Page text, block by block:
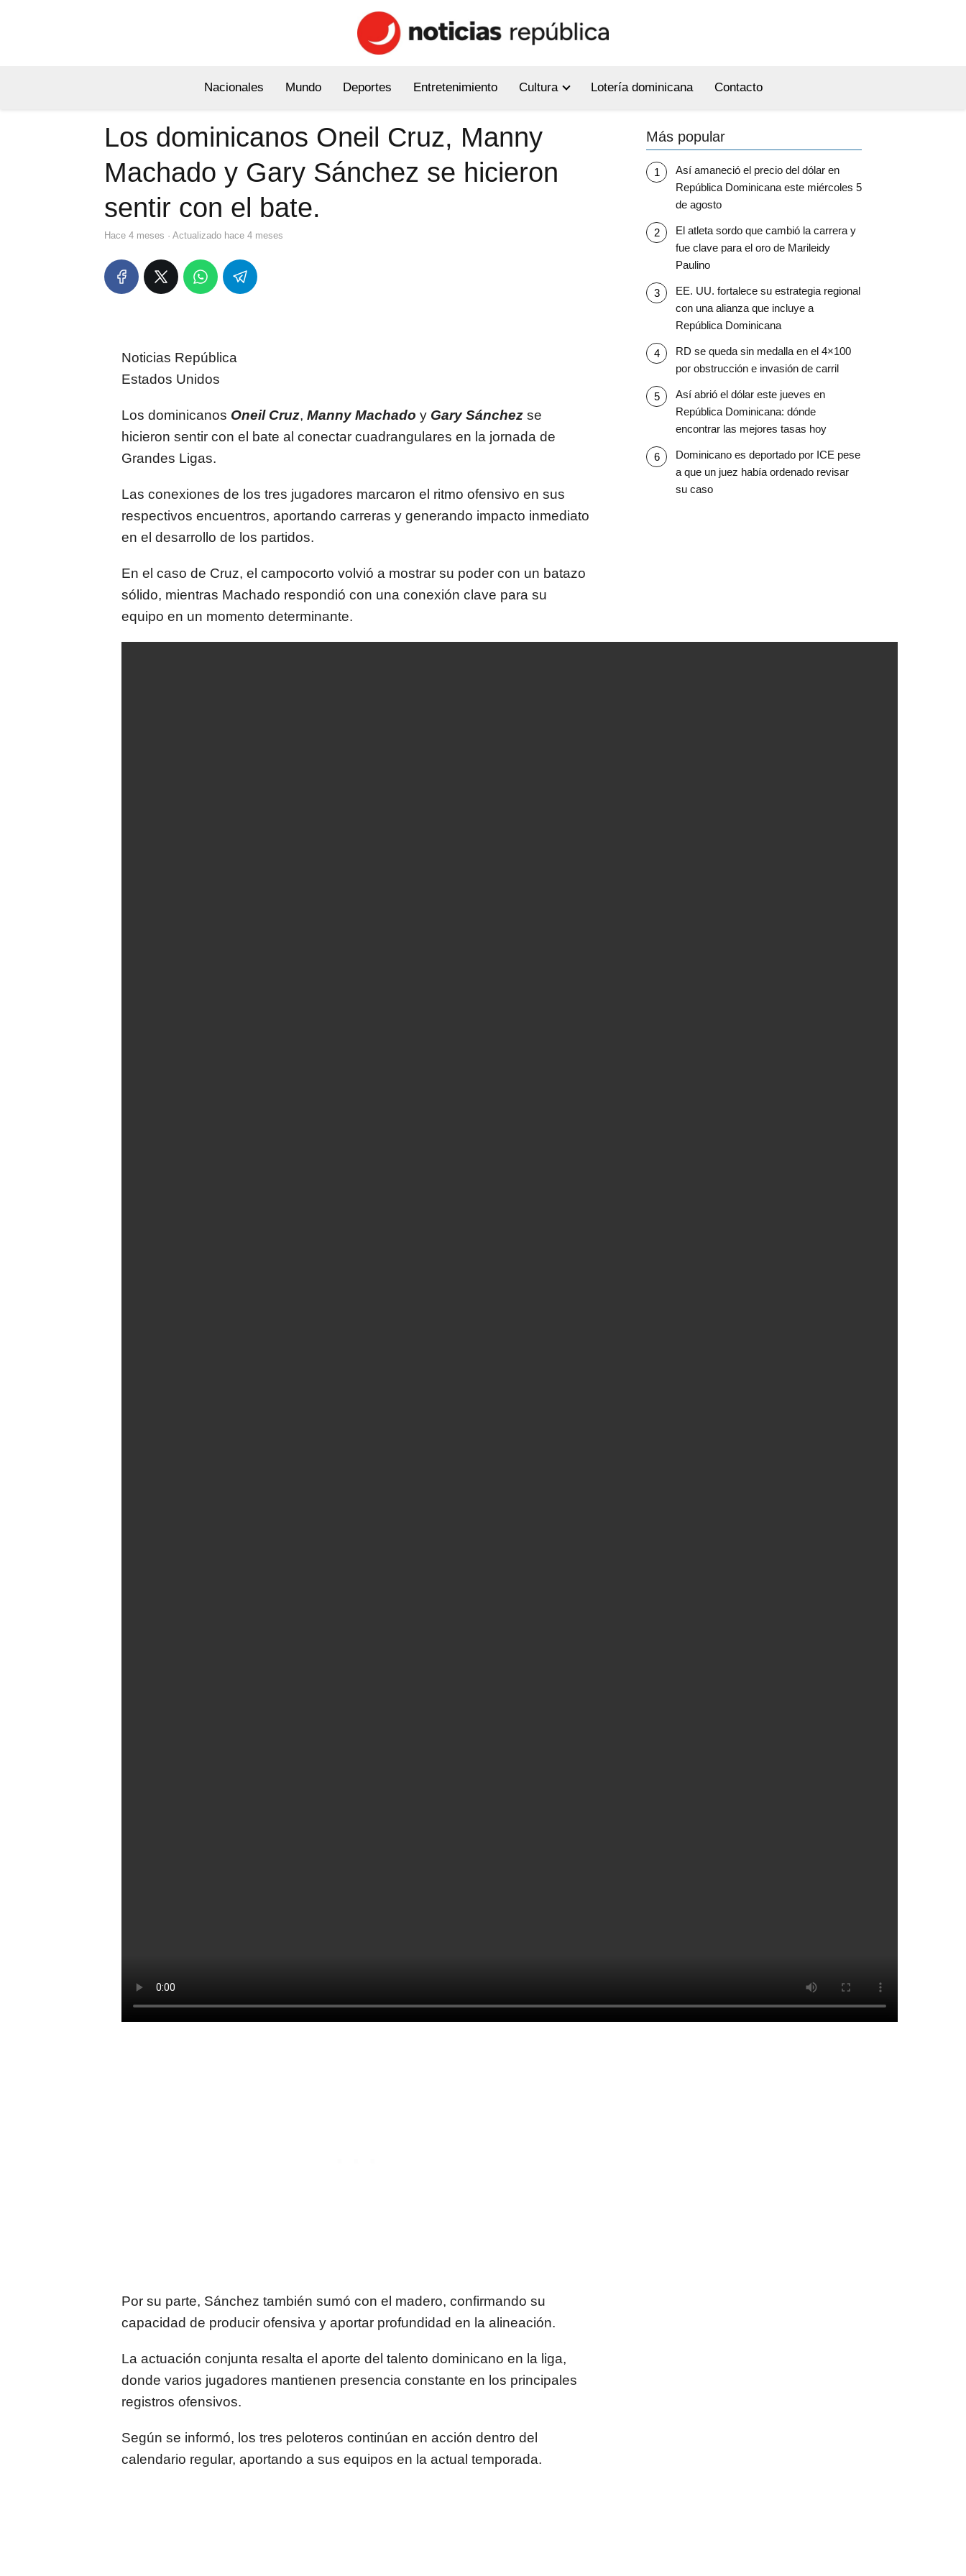
Nacionales Mundo Deportes Entretenimiento Cultura Lotería dominicana Contacto
Los dominicanos Oneil Cruz, Manny
Machado y Gary Sánchez se hicieron
sentir con el bate.
hace 4 meses · Actualizado hace 4 meses
Noticias República
Estados Unidos
Los dominicanos Oneil Cruz, Manny Machado y Gary Sánchez se
hicieron sentir con el bate al conectar cuadrangulares en la jornada de
Grandes Ligas.
Las conexiones de los tres jugadores marcaron el ritmo ofensivo en sus
respectivos encuentros, aportando carreras y generando impacto inmediato
en el desarrollo de los partidos.
En el caso de Cruz, el campocorto volvió a mostrar su poder con un batazo
sólido, mientras Machado respondió con una conexión clave para su
equipo en un momento determinante.
Por su parte, Sánchez también sumó con el madero, confirmando su
capacidad de producir ofensiva y aportar profundidad en la alineación.
La actuación conjunta resalta el aporte del talento dominicano en la liga,
donde varios jugadores mantienen presencia constante en los principales
registros ofensivos.
Según se informó, los tres peloteros continúan en acción dentro del
calendario regular, aportando a sus equipos en la actual temporada.
Más popular
Así amaneció el precio del dólar en
República Dominicana este miércoles 5
de agosto
El atleta sordo que cambió la carrera y
fue clave para el oro de Marileidy
Paulino
EE. UU. fortalece su estrategia regional
con una alianza que incluye a
República Dominicana
RD se queda sin medalla en el 4×100
por obstrucción e invasión de carril
Así abrió el dólar este jueves en
República Dominicana: dónde
encontrar las mejores tasas hoy
Dominicano es deportado por ICE pese
a que un juez había ordenado revisar
su caso